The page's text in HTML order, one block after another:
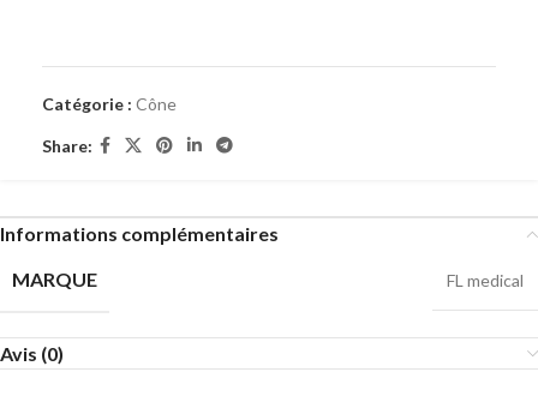
Catégorie : Cône
Share:
Informations complémentaires
MARQUE
FL medical
Avis (0)